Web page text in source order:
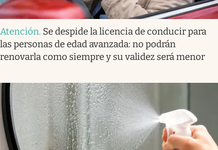
Atención. Se despide la licencia de conducir para
las personas de edad avanzada: no podrán
renovarla como siempre y su validez será menor